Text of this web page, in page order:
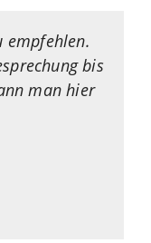
empfehlen.
bis
man hier